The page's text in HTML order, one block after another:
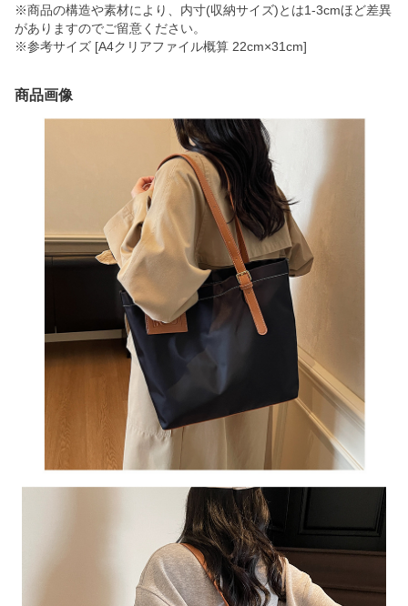
※商品の構造や素材により、内寸(収納サイズ)とは1-3cmほど差異
がありますのでご留意ください。
※参考サイズ [A4クリアファイル概算 22cm×31cm]
商品画像